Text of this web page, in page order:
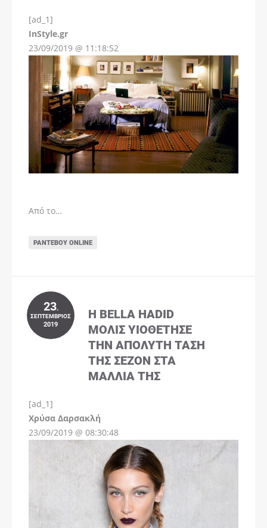
[ad_1]
InStyle.gr
23/09/2019 @ 11:18:52
Από το…
ΡΑΝΤΕΒΟΎ ONLINE
23.
ΣΕΠΤΈΜΒΡΙΟΣ
2019
Η BELLA HADID
ΜΌΛΙΣ ΥΙΟΘΈΤΗΣΕ
ΤΗΝ ΑΠΌΛΥΤΗ ΤΆΣΗ
ΤΗΣ ΣΕΖΌΝ ΣΤΑ
ΜΑΛΛΙΆ ΤΗΣ
[ad_1]
Χρύσα Δαρσακλή
23/09/2019 @ 08:30:48